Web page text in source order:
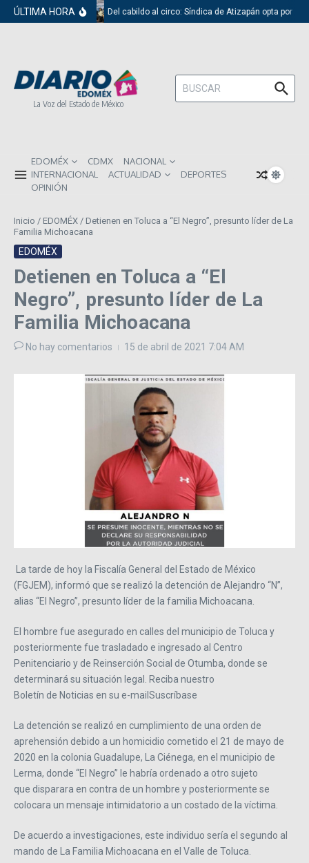
Saltar al contenido
ÚLTIMA HORA Del cabildo al circo: Síndica de Atizapán opta por el
La Voz del Estado de México
Buscar:
EDOMÉX CDMX
NACIONAL
INTERNACIONAL
ACTUALIDAD
DEPORTES
OPINIÓN
Inicio / EDOMÉX / Detienen en Toluca a “El Negro”, presunto líder de La
Familia Michoacana
EDOMÉX
Detienen en Toluca a “El
Negro”, presunto líder de La
Familia Michoacana
No hay comentarios 15 de abril de 2021 7:04 AM
La tarde de hoy la Fiscalía General del Estado de México
(FGJEM), informó que se realizó la detención de Alejandro “N”,
alias “El Negro”, presunto líder de la familia Michoacana.
El hombre fue asegurado en calles del municipio de Toluca y
posteriormente fue trasladado e ingresado al Centro
Penitenciario y de Reinserción Social de Otumba, donde se
determinará su situación legal. Reciba nuestro
Boletín de Noticias en su e-mailSuscríbase
La detención se realizó en cumplimiento de una orden de
aprehensión debido a un homicidio cometido el 21 de mayo de
2020 en la colonia Guadalupe, La Ciénega, en el municipio de
Lerma, donde “El Negro” le habría ordenado a otro sujeto
que disparara en contra de un hombre y posteriormente se
colocara un mensaje intimidatorio a un costado de la víctima.
De acuerdo a investigaciones, este individuo sería el segundo al
mando de La Familia Michoacana en el Valle de Toluca.